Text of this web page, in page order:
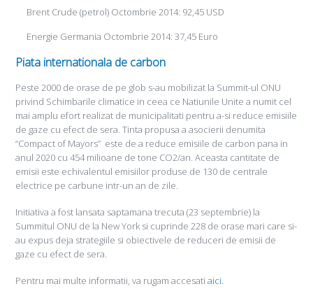
Brent Crude (petrol) Octombrie 2014: 92,45 USD
Energie Germania Octombrie 2014: 37,45 Euro
Piata internationala de carbon
Peste 2000 de orase de pe glob s-au mobilizat la Summit-ul ONU
privind Schimbarile climatice in ceea ce Natiunile Unite a numit cel
mai amplu efort realizat de municipalitati pentru a-si reduce emisiile
de gaze cu efect de sera. Tinta propusa a asocierii denumita
“Compact of Mayors” este de a reduce emisiile de carbon pana in
anul 2020 cu 454 milioane de tone CO2/an. Aceasta cantitate de
emisii este echivalentul emisiilor produse de 130 de centrale
electrice pe carbune intr-un an de zile.
Initiativa a fost lansata saptamana trecuta (23 septembrie) la
Summitul ONU de la New York si cuprinde 228 de orase mari care si-
au expus deja strategiile si obiectivele de reduceri de emisii de
gaze cu efect de sera.
Pentru mai multe informatii, va rugam accesati aici.